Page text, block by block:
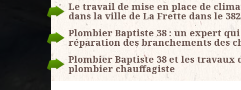
Le travail de mise en place de
dans la ville de La Frette dans le
Plombier Baptiste 38 : un expert
réparation des branchements des
Plombier Baptiste 38 et les travaux
plombier chauffagiste